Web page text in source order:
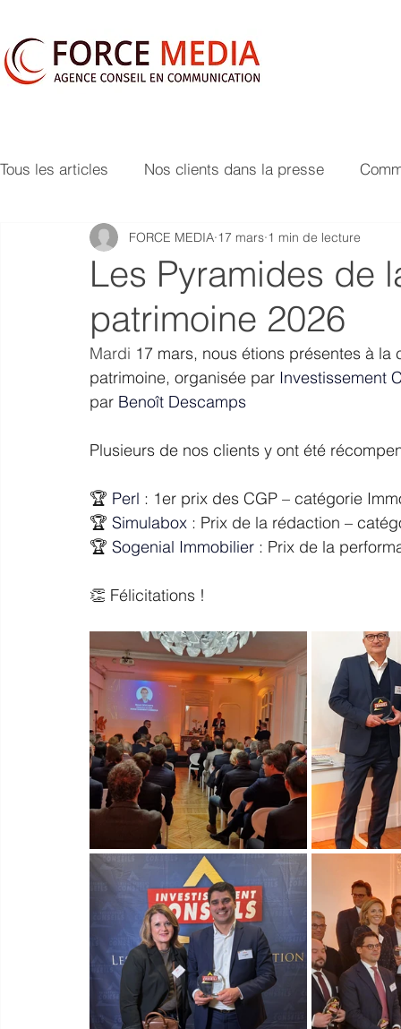
Tous les articles Nos clients dans la presse
Les Pyramides de
patrimoine 2026
FORCE MEDIA 17 mars 1 min de lecture
Mardi 17 mars, nous étions présentes à
patrimoine, organisée par Investissement
par Benoît Descamps
Plusieurs de nos clients y ont été
🏆 Perl : 1er prix des CGP – catégorie
🏆 Simulabox : Prix de la rédaction –
🏆 Sogenial Immobilier : Prix de la
👏 Félicitations !